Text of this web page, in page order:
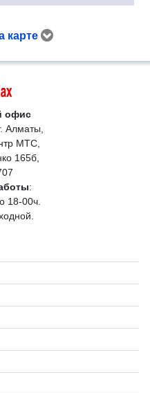
карте
офис
Алматы,
МТС,
165б,
:
18-00ч.